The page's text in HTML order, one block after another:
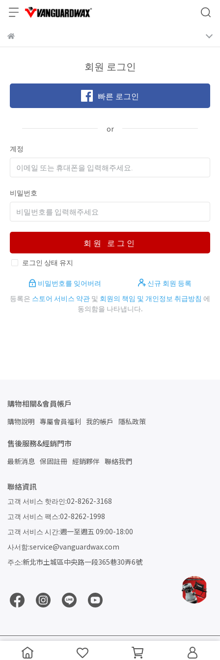
회원 로그인
빠른 로그인
계정
비밀번호
회원 로그인
로그인 상태 유지
비밀번호를 잊어버려
신규 회원 등록
등록은 스토어 서비스 약관 및 회원의 책임 및 개인정보 취급방침 에
동의함을 나타냅니다.
購物相關&會員帳戶
購物說明 專屬會員福利 我的帳戶 隱私政策
售後服務&經銷門市
最新消息 保固註冊 經銷夥伴 聯絡我們
聯絡資訊
고객 서비스 핫라인:02-8262-3168
고객 서비스 팩스:02-8262-1998
고객 서비스 시간:週一至週五 09:00-18:00
사서함:service@vanguardwax.com
주소:新北市土城區中央路一段365巷30弄6號
Copyright © VANGUARDWAX鐵甲武士-汽車美容用品
All Rights
Reserved.
Designed byCYBERBIZ